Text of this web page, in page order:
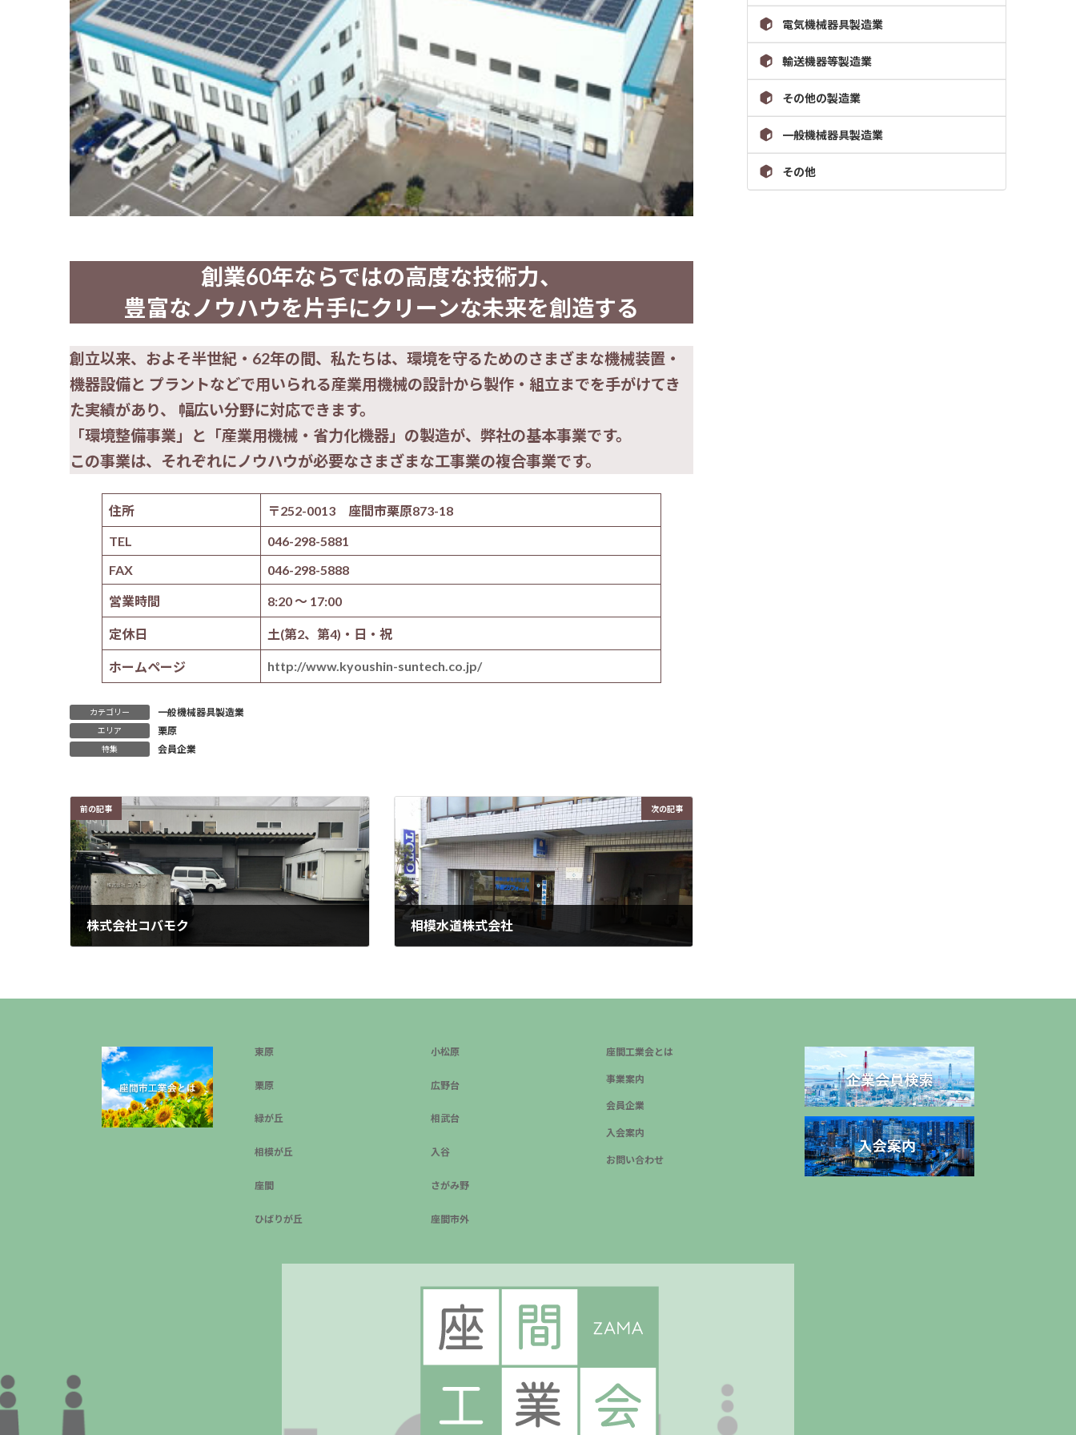
創業60年ならではの高度な技術力、
豊富なノウハウを片手にクリーンな未来を創造する
創立以来、およそ半世紀・62年の間、私たちは、環境を守るためのさまざまな機械装置・
機器設備と プラントなどで用いられる産業用機械の設計から製作・組立までを手がけてき
た実績があり、 幅広い分野に対応できます。
「環境整備事業」と「産業用機械・省力化機器」の製造が、弊社の基本事業です。
この事業は、それぞれにノウハウが必要なさまざまな工事業の複合事業です。
住所
〒252-0013 座間市栗原873-18
TEL
046-298-5881
FAX
046-298-5888
営業時間 8:20 ～ 17:00
定休日 土(第2、第4)・日・祝
ホームページ http://www.kyoushin-suntech.co.jp/
カテゴリー 一般機械器具製造業
エリア 栗原
特集 会員企業
前の記事
株式会社コバモク
次の記事
相模水道株式会社
電気機械器具製造業
輸送機器等製造業
その他の製造業
一般機械器具製造業
その他
東原 小松原
栗原 広野台
緑が丘 相武台
相模が丘 入谷
座間 さがみ野
ひばりが丘 座間市外
座間工業会とは
事業案内
会員企業
入会案内
お問い合わせ